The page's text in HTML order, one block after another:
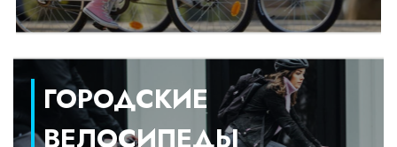
ГОРОДСКИЕ
ВЕЛОСИПЕДЫ